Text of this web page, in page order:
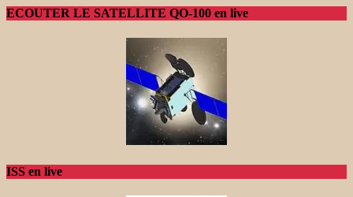
ECOUTER LE SATELLITE QO-100 en live
ISS en live